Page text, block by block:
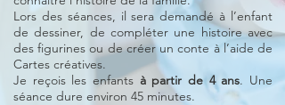
Lors des séances, il sera demandé à l’enfant
de dessiner, de compléter une histoire avec
des figurines ou de créer un conte à l’aide de
Cartes créatives.
Je reçois les enfants à partir de 4 ans. Une
séance dure environ 45 minutes.